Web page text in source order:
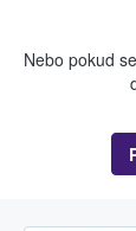
Nebo pokud